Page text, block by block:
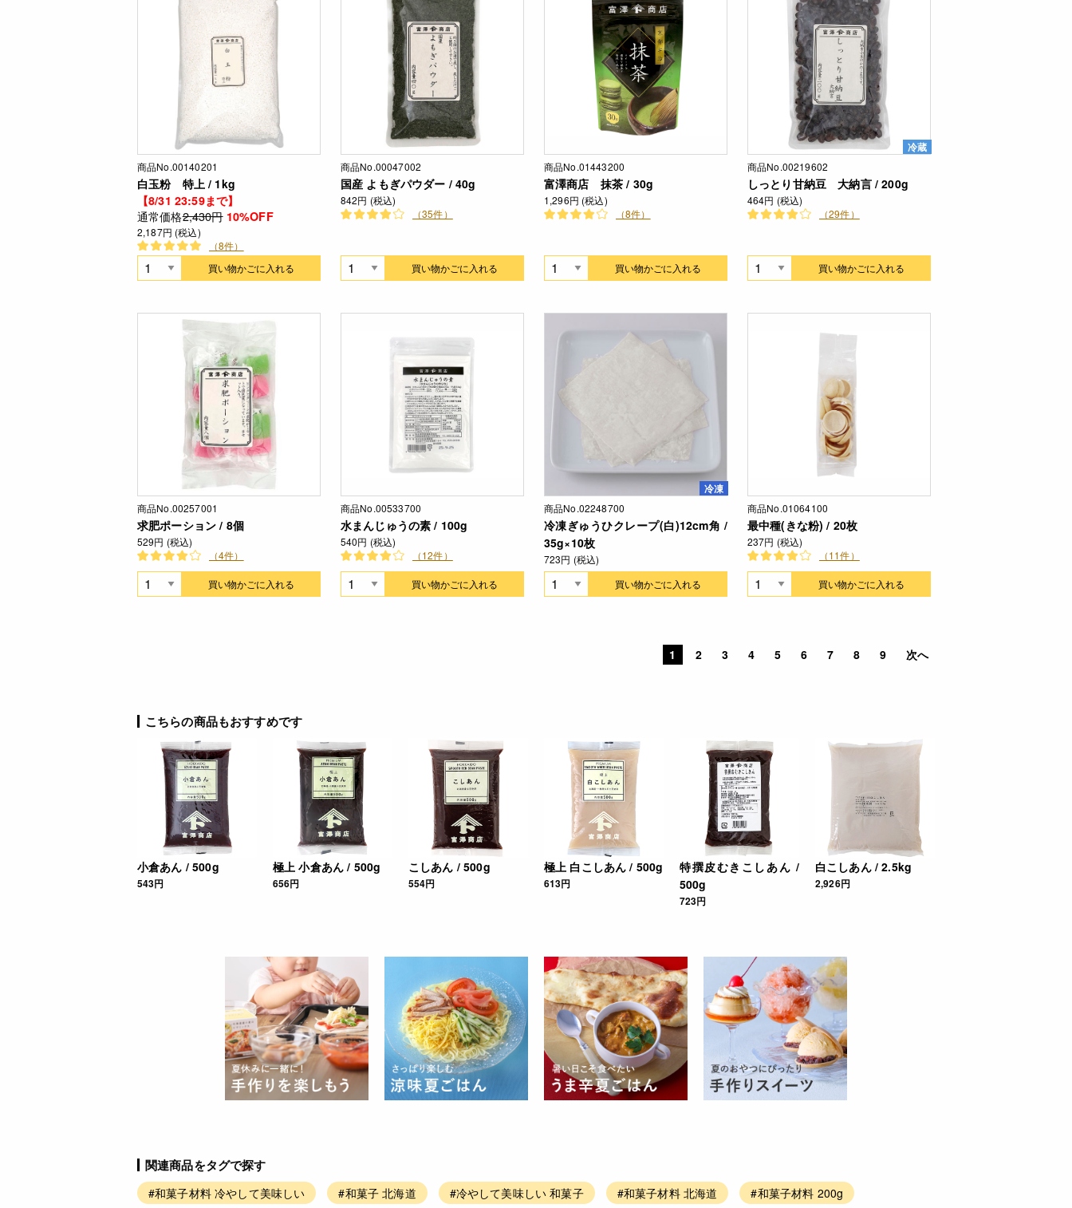
商品No.00140201
白玉粉 特上 / 1kg
【8/31 23:59まで】
通常価格2,430円 10%OFF
2,187円 (税込)
（8件）
買い物かごに入れる
商品No.00047002
国産 よもぎパウダー / 40g
842円 (税込)
（35件）
買い物かごに入れる
商品No.01443200
富澤商店 抹茶 / 30g
1,296円 (税込)
（8件）
買い物かごに入れる
冷蔵
商品No.00219602
しっとり甘納豆 大納言 / 200g
464円 (税込)
（29件）
買い物かごに入れる
商品No.00257001
求肥ポーション / 8個
529円 (税込)
（4件）
買い物かごに入れる
商品No.00533700
水まんじゅうの素 / 100g
540円 (税込)
（12件）
買い物かごに入れる
冷凍
商品No.02248700
冷凍ぎゅうひクレープ(白)12cm角 /
35g×10枚
723円 (税込)
買い物かごに入れる
商品No.01064100
最中種(きな粉) / 20枚
237円 (税込)
（11件）
買い物かごに入れる
1 2 3 4 5 6 7 8 9 次へ
こちらの商品もおすすめです
小倉あん / 500g
543円
極上 小倉あん / 500g
656円
こしあん / 500g
554円
極上 白こしあん / 500g
613円
特撰皮むきこしあん /
500g
723円
白こしあん / 2.5kg
2,926円
関連商品をタグで探す
#和菓子材料 冷やして美味しい #和菓子 北海道 #冷やして美味しい 和菓子 #和菓子材料 北海道 #和菓子材料 200g